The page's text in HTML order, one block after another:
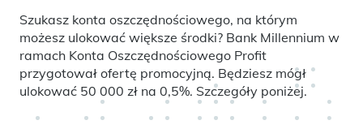
Szukasz konta oszczędnościowego, na którym
możesz ulokować większe środki? Bank Millennium w
ramach Konta Oszczędnościowego Profit
przygotował ofertę promocyjną. Będziesz mógł
ulokować 50 000 zł na 0,5%. Szczegóły poniżej.